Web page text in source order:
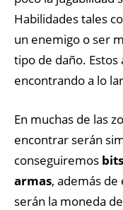
Habilidades tales
un enemigo o ser
tipo de daño.
encontrando a lo
En muchas de las
encontrar serán
conseguiremos
armas, además
serán la moneda